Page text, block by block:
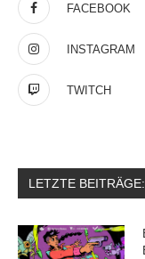
FACEBOOK
INSTAGRAM
TWITCH
LETZTE BEITRÄGE: